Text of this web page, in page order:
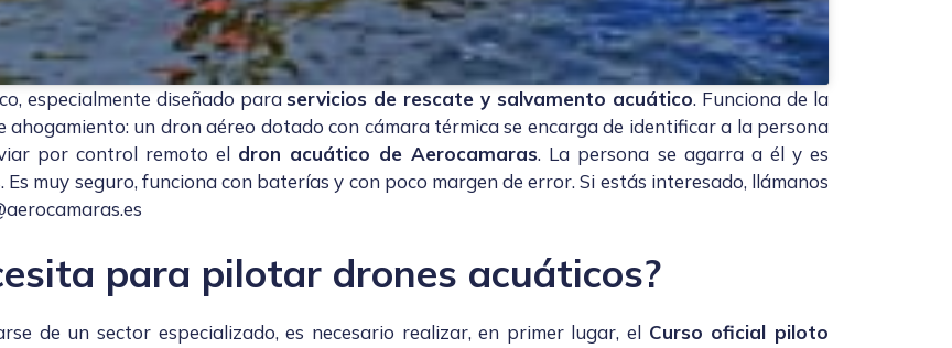
especialmente diseñado para servicios de rescate y salvamento acuático. Funciona de la
un dron aéreo dotado con cámara térmica se encarga de identificar a la persona
por control remoto el dron acuático de Aerocamaras. La persona se agarra a él y es
muy seguro, funciona con baterías y con poco margen de error. Si estás interesado, llámanos
para pilotar drones acuáticos?
de un sector especializado, es necesario realizar, en primer lugar, el Curso oficial piloto